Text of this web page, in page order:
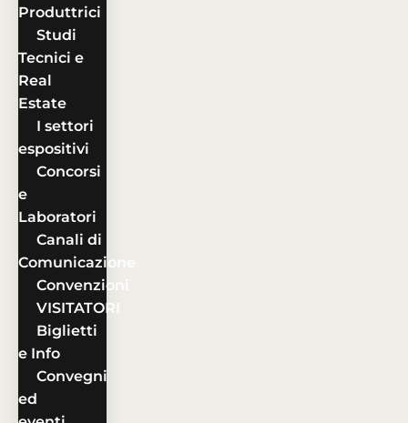
Produttrici
Studi
Tecnici e
Real
Estate
I settori
espositivi
Concorsi
e
Laboratori
Canali di
Comunicazione
Convenzioni
VISITATORI
Biglietti
e Info
Convegni
ed